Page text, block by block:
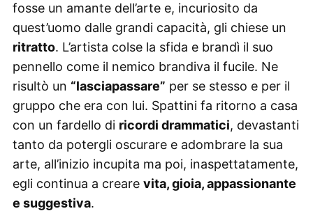
fosse un amante dell’arte e, incuriosito da
quest’uomo dalle grandi capacità, gli chiese un
ritratto. L’artista colse la sfida e brandì il suo
pennello come il nemico brandiva il fucile. Ne
risultò un “lasciapassare” per se stesso e per il
gruppo che era con lui. Spattini fa ritorno a casa
con un fardello di ricordi drammatici, devastanti
tanto da potergli oscurare e adombrare la sua
arte, all’inizio incupita ma poi, inaspettatamente,
egli continua a creare vita, gioia, appassionante
e suggestiva.